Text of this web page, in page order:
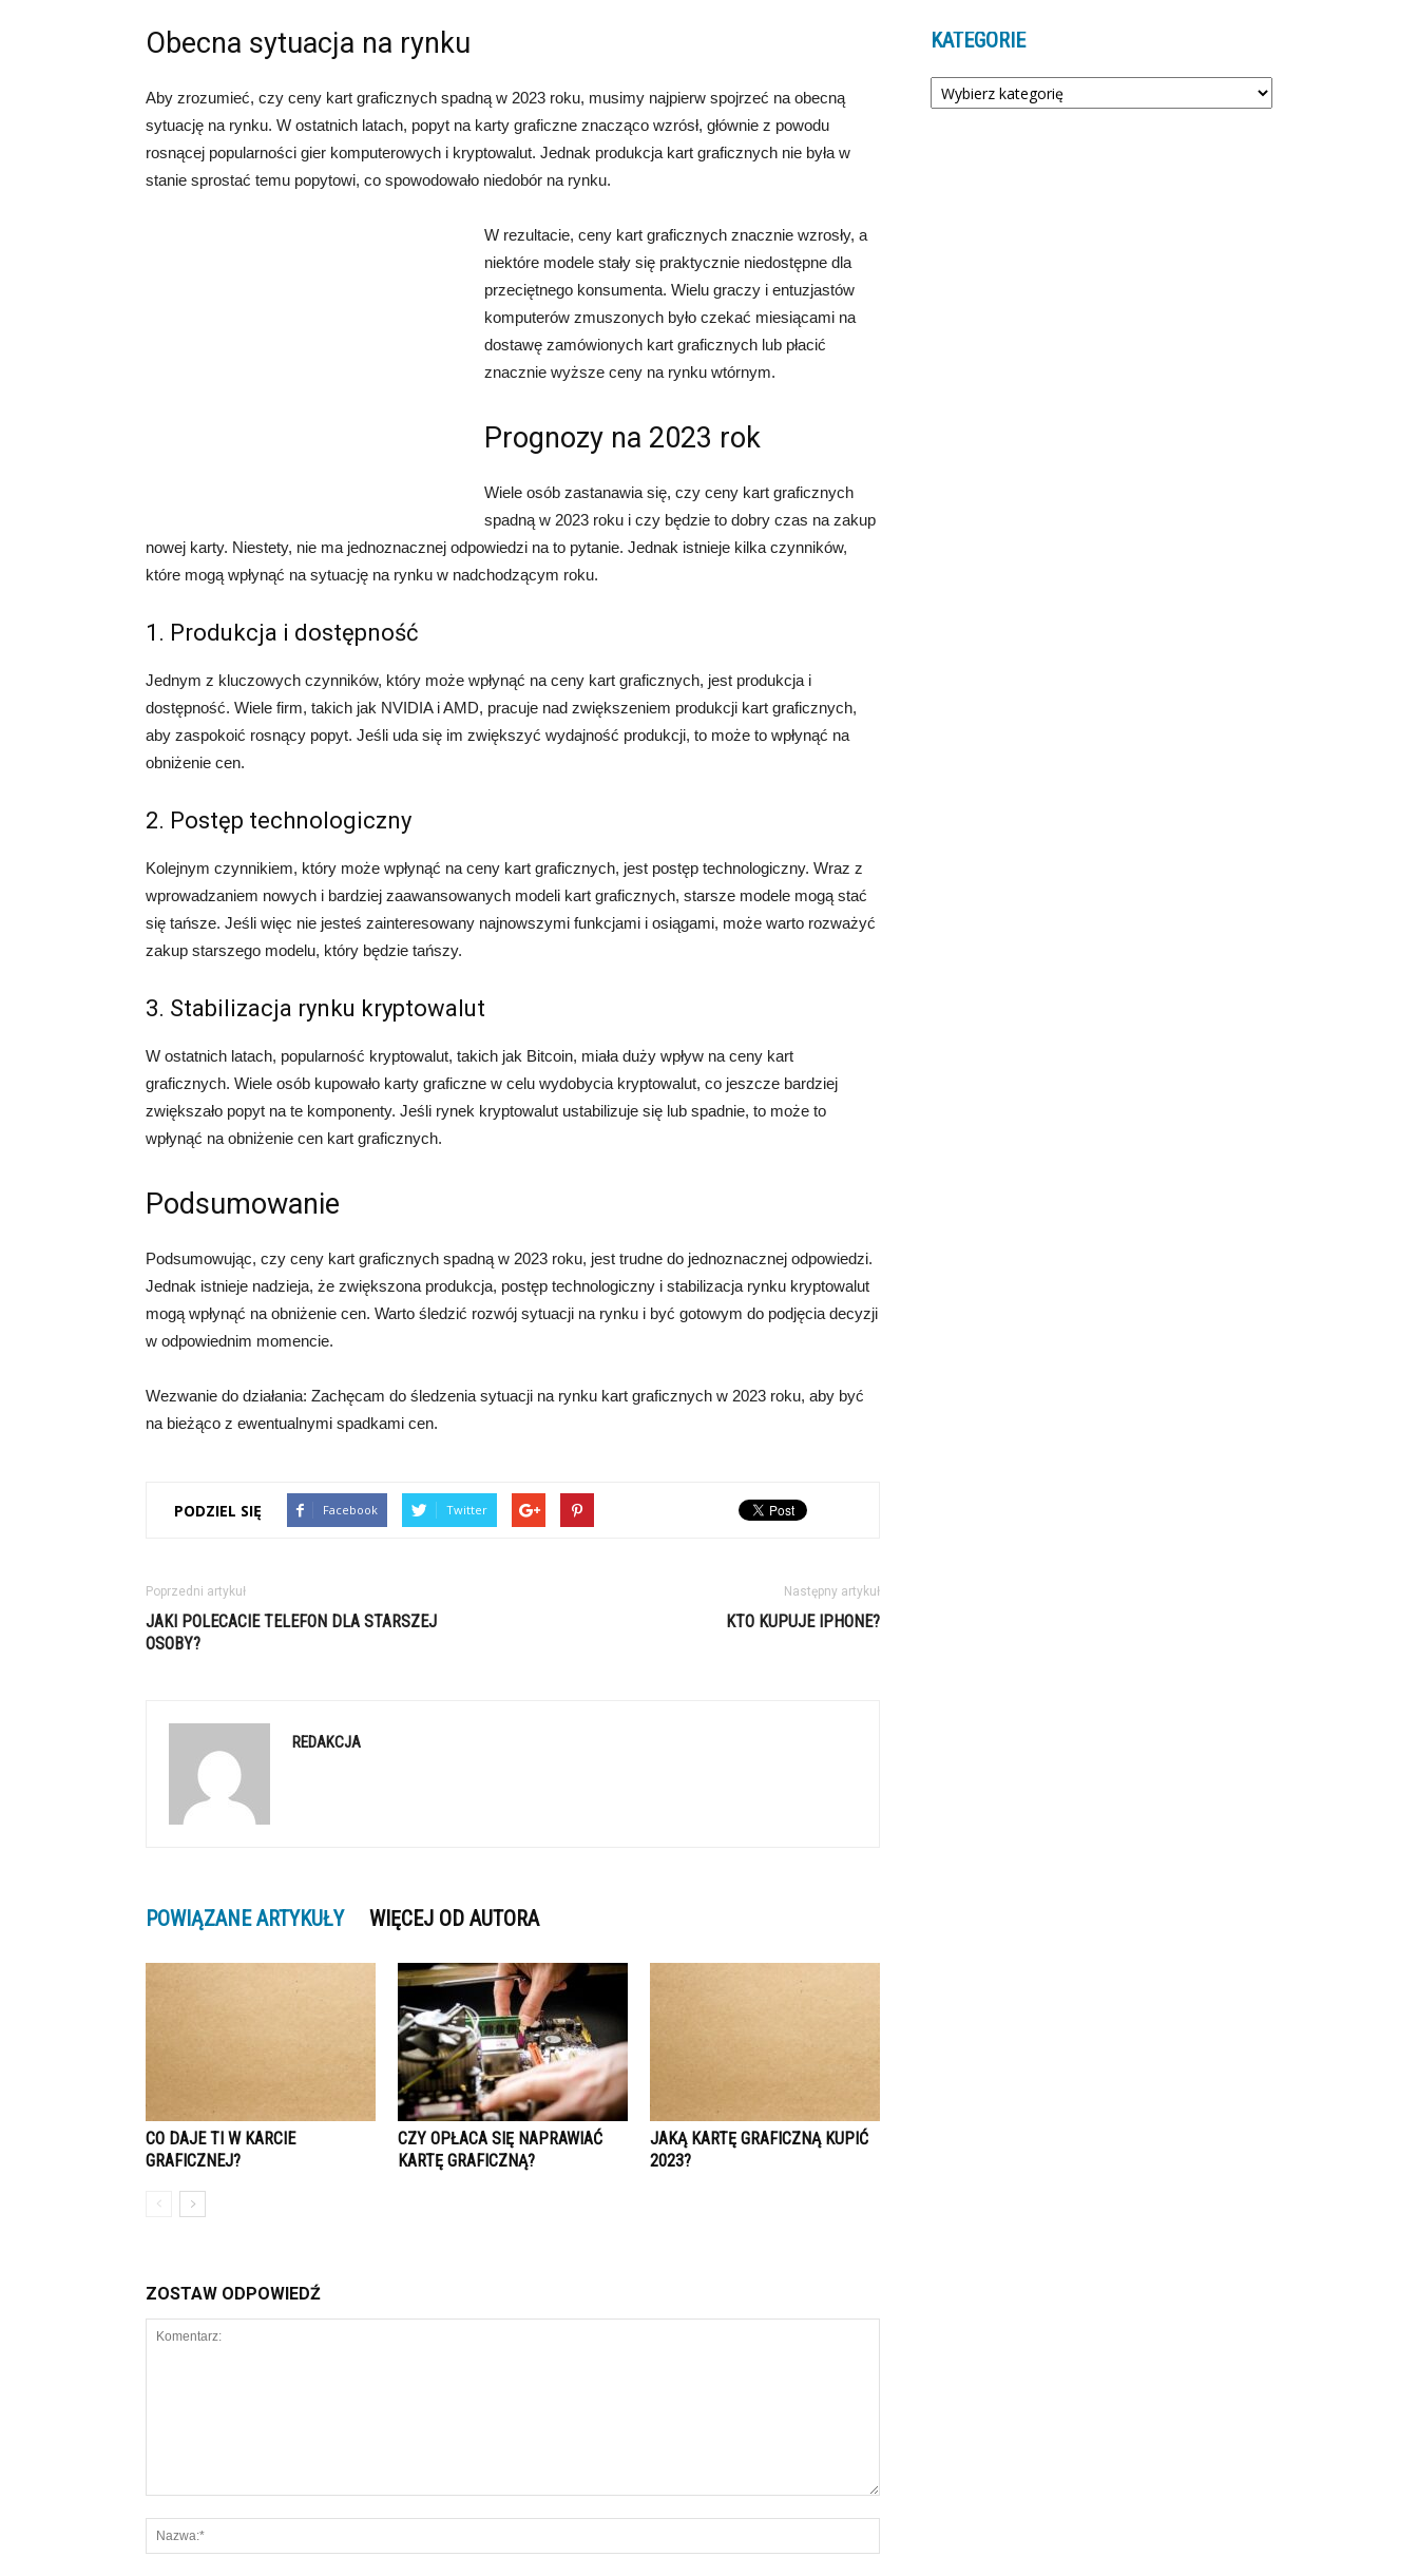
Obecna sytuacja na rynku
Aby zrozumieć, czy ceny kart graficznych spadną w 2023 roku, musimy najpierw spojrzeć na obecną
sytuację na rynku. W ostatnich latach, popyt na karty graficzne znacząco wzrósł, głównie z powodu
rosnącej popularności gier komputerowych i kryptowalut. Jednak produkcja kart graficznych nie była w
stanie sprostać temu popytowi, co spowodowało niedobór na rynku.
W rezultacie, ceny kart graficznych znacznie wzrosły, a
niektóre modele stały się praktycznie niedostępne dla
przeciętnego konsumenta. Wielu graczy i entuzjastów
komputerów zmuszonych było czekać miesiącami na
dostawę zamówionych kart graficznych lub płacić
znacznie wyższe ceny na rynku wtórnym.
Prognozy na 2023 rok
Wiele osób zastanawia się, czy ceny kart graficznych
spadną w 2023 roku i czy będzie to dobry czas na zakup
nowej karty. Niestety, nie ma jednoznacznej odpowiedzi na to pytanie. Jednak istnieje kilka czynników,
które mogą wpłynąć na sytuację na rynku w nadchodzącym roku.
1. Produkcja i dostępność
Jednym z kluczowych czynników, który może wpłynąć na ceny kart graficznych, jest produkcja i
dostępność. Wiele firm, takich jak NVIDIA i AMD, pracuje nad zwiększeniem produkcji kart graficznych,
aby zaspokoić rosnący popyt. Jeśli uda się im zwiększyć wydajność produkcji, to może to wpłynąć na
obniżenie cen.
2. Postęp technologiczny
Kolejnym czynnikiem, który może wpłynąć na ceny kart graficznych, jest postęp technologiczny. Wraz z
wprowadzaniem nowych i bardziej zaawansowanych modeli kart graficznych, starsze modele mogą stać
się tańsze. Jeśli więc nie jesteś zainteresowany najnowszymi funkcjami i osiągami, może warto rozważyć
zakup starszego modelu, który będzie tańszy.
3. Stabilizacja rynku kryptowalut
W ostatnich latach, popularność kryptowalut, takich jak Bitcoin, miała duży wpływ na ceny kart
graficznych. Wiele osób kupowało karty graficzne w celu wydobycia kryptowalut, co jeszcze bardziej
zwiększało popyt na te komponenty. Jeśli rynek kryptowalut ustabilizuje się lub spadnie, to może to
wpłynąć na obniżenie cen kart graficznych.
Podsumowanie
Podsumowując, czy ceny kart graficznych spadną w 2023 roku, jest trudne do jednoznacznej odpowiedzi.
Jednak istnieje nadzieja, że zwiększona produkcja, postęp technologiczny i stabilizacja rynku kryptowalut
mogą wpłynąć na obniżenie cen. Warto śledzić rozwój sytuacji na rynku i być gotowym do podjęcia decyzji
w odpowiednim momencie.
Wezwanie do działania: Zachęcam do śledzenia sytuacji na rynku kart graficznych w 2023 roku, aby być
na bieżąco z ewentualnymi spadkami cen.
PODZIEL SIĘ Facebook Twitter
Poprzedni artykuł
JAKI POLECACIE TELEFON DLA STARSZEJ
OSOBY?
Następny artykuł
KTO KUPUJE IPHONE?
REDAKCJA
POWIĄZANE ARTYKUŁY WIĘCEJ OD AUTORA
CO DAJE TI W KARCIE
GRAFICZNEJ?
CZY OPŁACA SIĘ NAPRAWIAĆ
KARTĘ GRAFICZNĄ?
JAKĄ KARTĘ GRAFICZNĄ KUPIĆ
2023?
ZOSTAW ODPOWIEDŹ
KATEGORIE
Kategorie